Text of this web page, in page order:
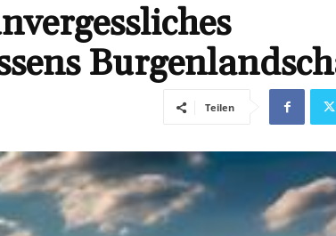
Teilen